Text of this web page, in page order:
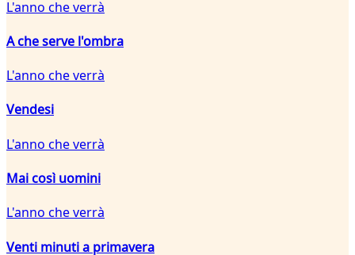
L'anno che verrà
A che serve l'ombra
L'anno che verrà
Vendesi
L'anno che verrà
Mai così uomini
L'anno che verrà
Venti minuti a primavera